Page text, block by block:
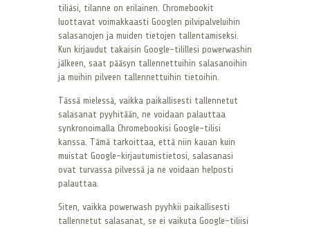
tiliäsi, tilanne on erilainen. Chromebookit
luottavat voimakkaasti Googlen pilvipalveluihin
salasanojen ja muiden tietojen tallentamiseksi.
Kun kirjaudut takaisin Google-tilillesi powerwashin
jälkeen, saat pääsyn tallennettuihin salasanoihin
ja muihin pilveen tallennettuihin tietoihin.
Tässä mielessä, vaikka paikallisesti tallennetut
salasanat pyyhitään, ne voidaan palauttaa
synkronoimalla Chromebookisi Google-tilisi
kanssa. Tämä tarkoittaa, että niin kauan kuin
muistat Google-kirjautumistietosi, salasanasi
ovat turvassa pilvessä ja ne voidaan helposti
palauttaa.
Siten, vaikka powerwash pyyhkii paikallisesti
tallennetut salasanat, se ei vaikuta Google-tiliisi